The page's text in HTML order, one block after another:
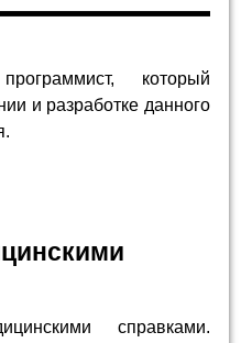
который
и разработке данного
справками.